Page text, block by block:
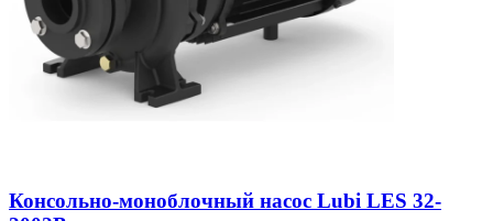
Консольно-моноблочный насос Lubi LES 32-